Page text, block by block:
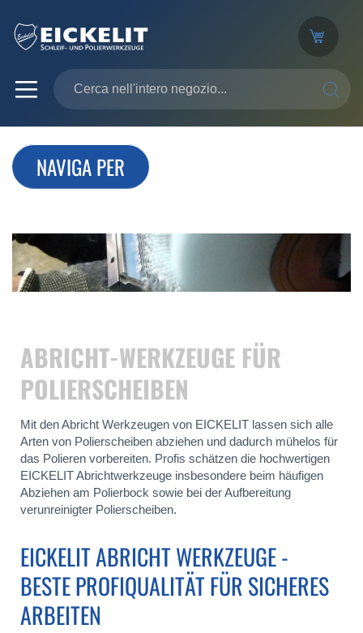
ABRICHT-WERKZEUGE FÜR
POLIERSCHEIBEN
Mit den Abricht Werkzeugen von EICKELIT lassen sich alle
Arten von Polierscheiben abziehen und dadurch mühelos für
das Polieren vorbereiten. Profis schätzen die hochwertigen
EICKELIT Abrichtwerkzeuge insbesondere beim häufigen
Abziehen am Polierbock sowie bei der Aufbereitung
verunreinigter Polierscheiben.
EICKELIT ABRICHT WERKZEUGE -
BESTE PROFIQUALITÄT FÜR SICHERES
ARBEITEN
NAVIGA PER